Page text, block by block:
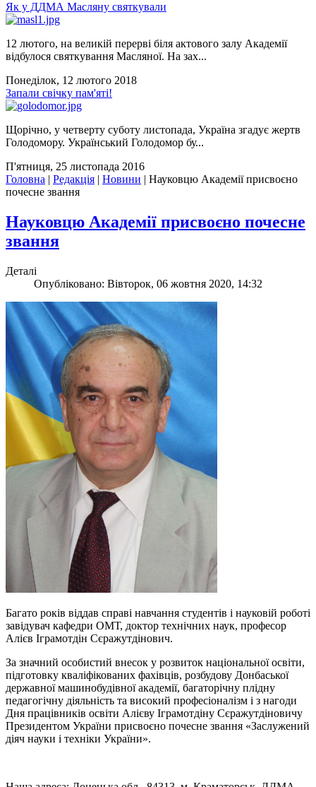
Як у ДДМА Масляну святкували
12 лютого, на великій перерві біля актового залу Академії
відбулося святкування Масляної. На зах...
Понеділок, 12 лютого 2018
Запали свічку пам'яті!
Щорічно, у четверту суботу листопада, Україна згадує жертв
Голодомору. Український Голодомор бу...
П'ятниця, 25 листопада 2016
Головна | Редакція | Новини | Науковцю Академії присвоєно
почесне звання
Науковцю Академії присвоєно почесне
звання
Деталі
Опубліковано: Вівторок, 06 жовтня 2020, 14:32
Багато років віддав справі навчання студентів і науковій роботі
завідувач кафедри ОМТ, доктор технічних наук, професор
Алієв Іграмотдін Cєражутдінович.
За значний особистий внесок у розвиток національної освіти,
підготовку кваліфікованих фахівців, розбудову Донбаської
державної машинобудівної академії, багаторічну плідну
педагогічну діяльність та високий професіоналізм і з нагоди
Дня працівників освіти Алієву Іграмотдіну Cєражутдіновичу
Президентом України присвоєно почесне звання «Заслужений
діяч науки і техніки України».